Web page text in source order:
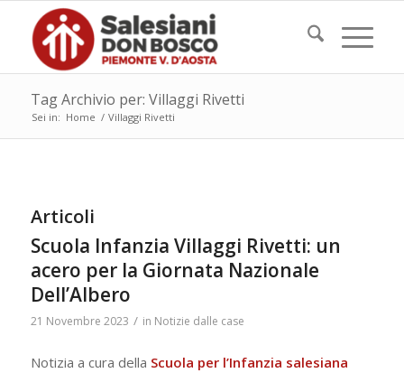
Tag Archivio per: Villaggi Rivetti
Sei in: Home / Villaggi Rivetti
Articoli
Scuola Infanzia Villaggi Rivetti: un
acero per la Giornata Nazionale
Dell’Albero
21 Novembre 2023 / in Notizie dalle case
Notizia a cura della Scuola per l’Infanzia salesiana